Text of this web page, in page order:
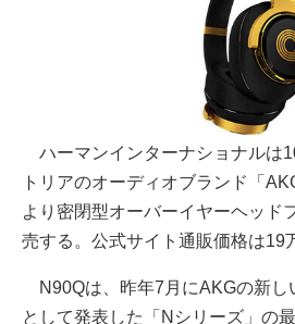
ハーマンインターナショナルは
トリアのオーディオブランド「
より密閉型オーバーイヤーヘッド
売する。公式サイト通販価格は19
N90Qは、昨年7月にAKGの新し
として発表した「Nシリーズ」の